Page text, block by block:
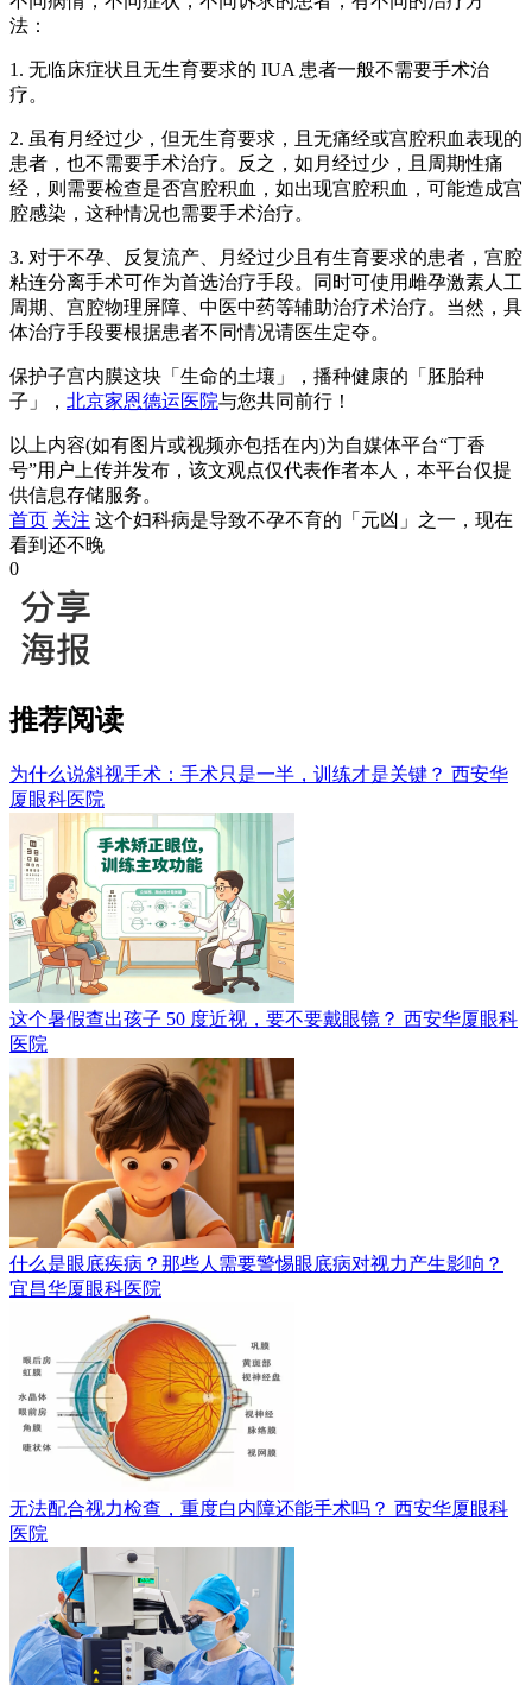
法：
1. 无临床症状且无生育要求的 IUA 患者一般不需要手术治
疗。
2. 虽有月经过少，但无生育要求，且无痛经或宫腔积血表现的
患者，也不需要手术治疗。反之，如月经过少，且周期性痛
经，则需要检查是否宫腔积血，如出现宫腔积血，可能造成宫
腔感染，这种情况也需要手术治疗。
3. 对于不孕、反复流产、月经过少且有生育要求的患者，宫腔
粘连分离手术可作为首选治疗手段。同时可使用雌孕激素人工
周期、宫腔物理屏障、中医中药等辅助治疗术治疗。当然，具
体治疗手段要根据患者不同情况请医生定夺。
保护子宫内膜这块「生命的土壤」，播种健康的「胚胎种
子」， 北京家恩德运医院与您共同前行！
以上内容(如有图片或视频亦包括在内)为自媒体平台“丁香
号”用户上传并发布，该文观点仅代表作者本人，本平台仅提
供信息存储服务。
首页 关注 这个妇科病是导致不孕不育的「元凶」之一，现在
看到还不晚
0
推荐阅读
为什么说斜视手术：手术只是一半，训练才是关键？ 西安华
厦眼科医院
这个暑假查出孩子 50 度近视，要不要戴眼镜？ 西安华厦眼科
医院
什么是眼底疾病？那些人需要警惕眼底病对视力产生影响？
宜昌华厦眼科医院
无法配合视力检查，重度白内障还能手术吗？ 西安华厦眼科
医院